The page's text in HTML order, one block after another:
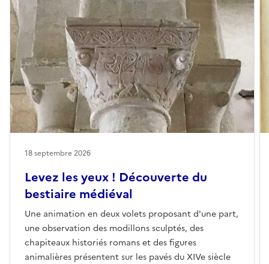
Levez les yeux ! Découverte du
bestiaire médiéval
Une animation en deux volets proposant d'une part,
une observation des modillons sculptés, des
chapiteaux historiés romans et des figures
animalières présentent sur les pavés du XIVe siècle
18 septembre 2026